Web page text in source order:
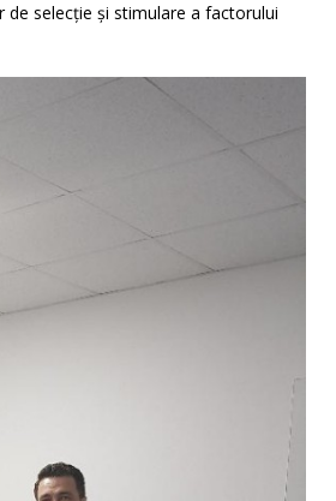
de selecție și stimulare a factorului